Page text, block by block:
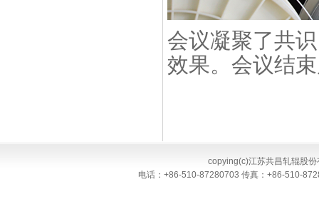
会议凝聚了共
效果。会议结
copying(c)江苏共昌轧辊股
电话：+86-510-87280703 传真：+86-510-